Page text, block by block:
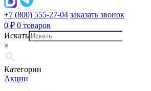
+7 (800) 555-27-04 заказать звонок
0 ₽ 0 товаров
Искать
×
Категории
Акции